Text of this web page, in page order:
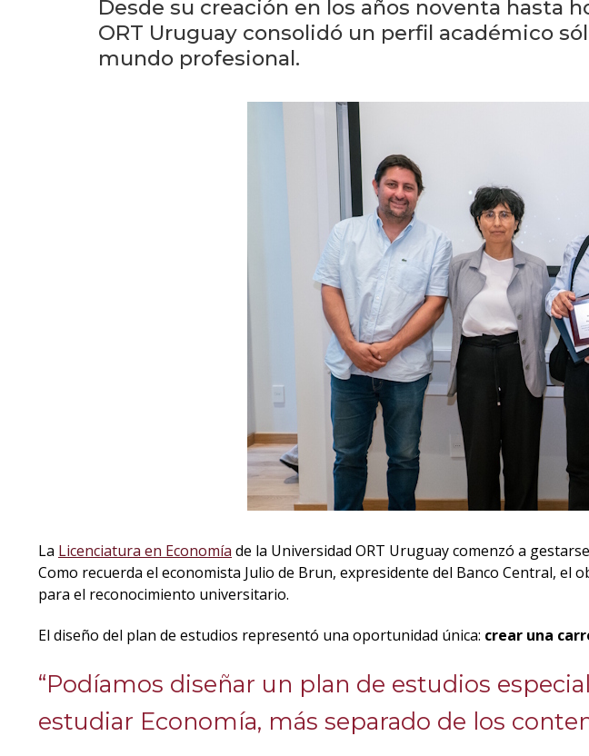
Desde su creación en los años noventa hasta
ORT Uruguay consolidó un perfil académico
mundo profesional.
La Licenciatura en Economía de la Universidad ORT Uruguay comenzó a
Como recuerda el economista Julio de Brun, expresidente del Banco Central,
para el reconocimiento universitario.
El diseño del plan de estudios representó una oportunidad única: crear una
“Podíamos diseñar un plan de estudios
estudiar Economía, más separado de los